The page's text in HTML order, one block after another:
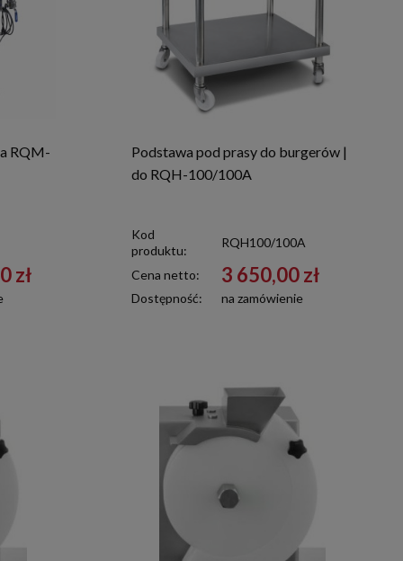
RQM-
zł
Podstawa pod prasy do burgerów |
do RQH-100/100A
Kod
produktu:
RQH100/100A
Cena netto: 3 650,00 zł
Dostępność: na zamówienie